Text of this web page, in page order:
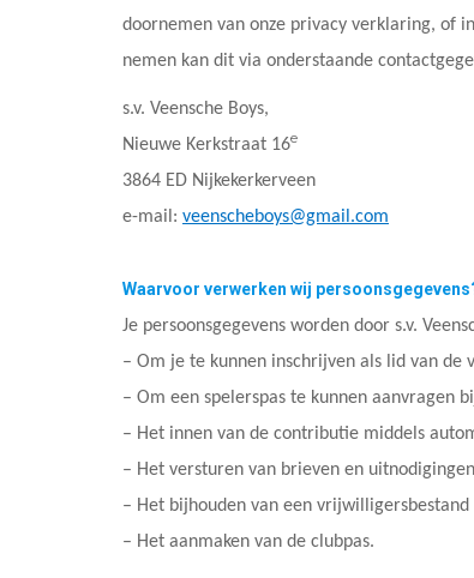
doornemen van onze privacy verklaring, of
nemen kan dit via onderstaande
s.v. Veensche Boys,
Nieuwe Kerkstraat 16e
3864 ED Nijkekerkerveen
e-mail: veenscheboys@gmail.com
Waarvoor verwerken wij
Je persoonsgegevens worden door s.v.
– Om je te kunnen inschrijven als lid van de
– Om een spelerspas te kunnen aanvragen
– Het innen van de contributie middels
– Het versturen van brieven en
– Het bijhouden van een vrijwilligersbestand
– Het aanmaken van de clubpas.